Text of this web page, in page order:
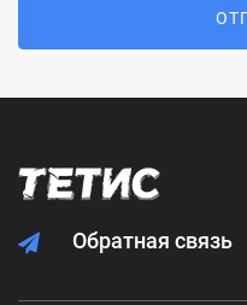
Обратная связь